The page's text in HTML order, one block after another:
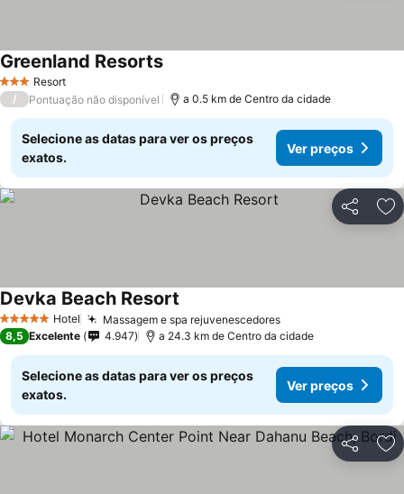
3 EstrelasResort
Greenland ResortsVer preços
/ Pontuação não disponível a 0.5 km de Centro da cidade
Selecione as datas para ver os preços
exatos.
Ver preços
Partilhar
5 Estrelas Hotel Massagem e spa rejuvenescedoresVer preços
Devka Beach Resort
8,5 Excelente 4.947 a 24.3 km de Centro da cidade
Selecione as datas para ver os preços
exatos.
Ver preços
Partilhar